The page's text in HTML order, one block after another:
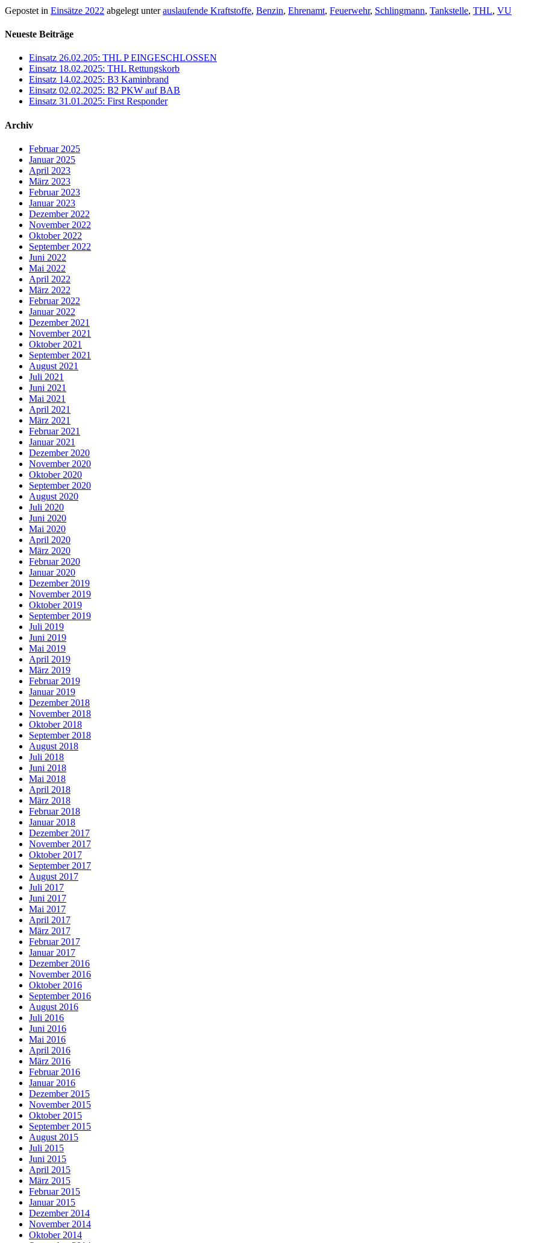
Gepostet in Einsätze 2022 abgelegt unterauslaufende Kraftstoffe, Benzin, Ehrenamt, Feuerwehr, Schlingmann, Tankstelle, THL, VU
Neueste Beiträge
Einsatz 26.02.205: THL P EINGESCHLOSSEN
Einsatz 18.02.2025: THL Rettungskorb
Einsatz 14.02.2025: B3 Kaminbrand
Einsatz 02.02.2025: B2 PKW auf BAB
Einsatz 31.01.2025: First Responder
Archiv
Februar 2025
Januar 2025
April 2023
März 2023
Februar 2023
Januar 2023
Dezember 2022
November 2022
Oktober 2022
September 2022
Juni 2022
Mai 2022
April 2022
März 2022
Februar 2022
Januar 2022
Dezember 2021
November 2021
Oktober 2021
September 2021
August 2021
Juli 2021
Juni 2021
Mai 2021
April 2021
März 2021
Februar 2021
Januar 2021
Dezember 2020
November 2020
Oktober 2020
September 2020
August 2020
Juli 2020
Juni 2020
Mai 2020
April 2020
März 2020
Februar 2020
Januar 2020
Dezember 2019
November 2019
Oktober 2019
September 2019
Juli 2019
Juni 2019
Mai 2019
April 2019
März 2019
Februar 2019
Januar 2019
Dezember 2018
November 2018
Oktober 2018
September 2018
August 2018
Juli 2018
Juni 2018
Mai 2018
April 2018
März 2018
Februar 2018
Januar 2018
Dezember 2017
November 2017
Oktober 2017
September 2017
August 2017
Juli 2017
Juni 2017
Mai 2017
April 2017
März 2017
Februar 2017
Januar 2017
Dezember 2016
November 2016
Oktober 2016
September 2016
August 2016
Juli 2016
Juni 2016
Mai 2016
April 2016
März 2016
Februar 2016
Januar 2016
Dezember 2015
November 2015
Oktober 2015
September 2015
August 2015
Juli 2015
Juni 2015
April 2015
März 2015
Februar 2015
Januar 2015
Dezember 2014
November 2014
Oktober 2014